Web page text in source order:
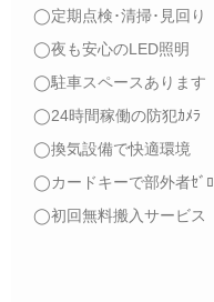
◯定期点検･清掃･見回り
◯夜も安心のLED照明
◯駐車スペースあります
◯24時間稼働の防犯ｶﾒﾗ
◯換気設備で快適環境
◯カードキーで部外者ｾﾞﾛ
◯初回無料搬入サービス